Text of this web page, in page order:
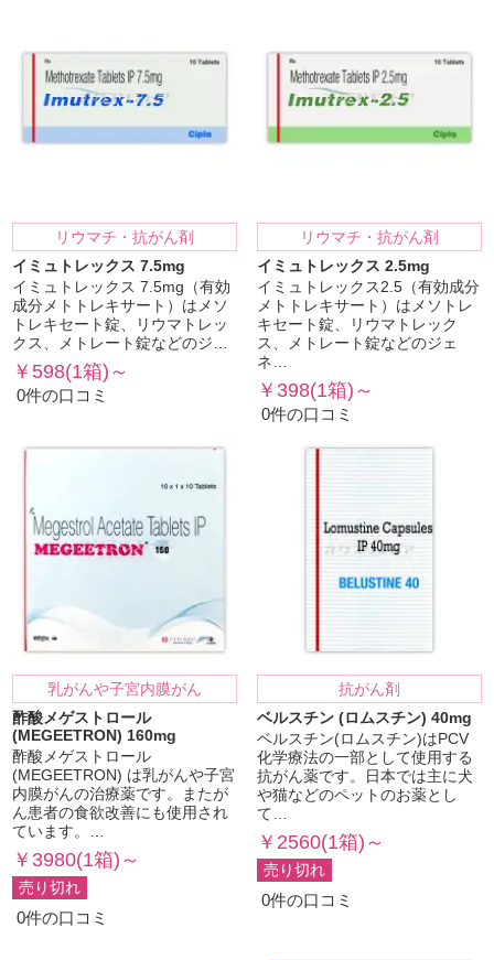
リウマチ・抗がん剤
イミュトレックス 7.5mg
イミュトレックス 7.5mg（有効
成分メトトレキサート）はメソ
トレキセート錠、リウマトレッ
クス、メトレート錠などのジ…
￥598(1箱)～
0件の口コミ
リウマチ・抗がん剤
イミュトレックス 2.5mg
イミュトレックス2.5（有効成分
メトトレキサート）はメソトレ
キセート錠、リウマトレック
ス、メトレート錠などのジェ
ネ…
￥398(1箱)～
0件の口コミ
乳がんや子宮内膜がん
酢酸メゲストロール
(MEGEETRON) 160mg
酢酸メゲストロール
(MEGEETRON) は乳がんや子宮
内膜がんの治療薬です。またが
ん患者の食欲改善にも使用され
ています。…
￥3980(1箱)～
売り切れ
0件の口コミ
抗がん剤
ベルスチン (ロムスチン) 40mg
ベルスチン(ロムスチン)はPCV
化学療法の一部として使用する
抗がん薬です。日本では主に犬
や猫などのペットのお薬とし
て…
￥2560(1箱)～
売り切れ
0件の口コミ